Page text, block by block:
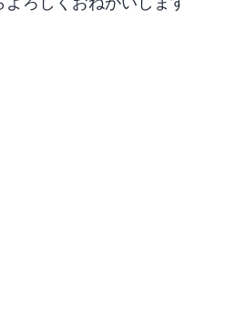
よろしくおねがいします